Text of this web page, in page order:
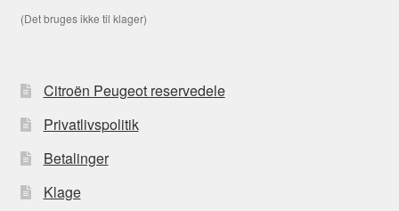
(Det bruges ikke til klager)
Citroën Peugeot reservedele
Privatlivspolitik
Betalinger
Klage